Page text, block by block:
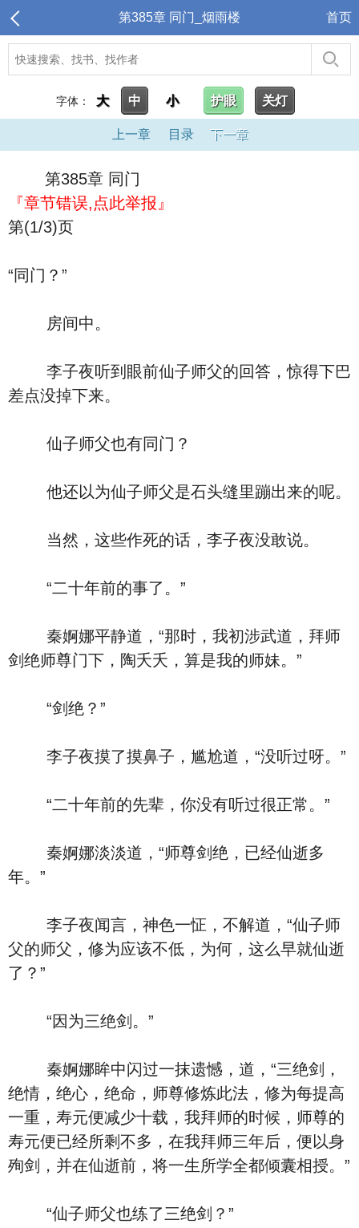
第385章 同门_烟雨楼 首页
字体： 大 中 小 护眼 关灯
上一章 目录 下一章
第385章 同门
『章节错误,点此举报』
第(1/3)页
“同门？”
房间中。
李子夜听到眼前仙子师父的回答，惊得下巴
差点没掉下来。
仙子师父也有同门？
他还以为仙子师父是石头缝里蹦出来的呢。
当然，这些作死的话，李子夜没敢说。
“二十年前的事了。”
秦婀娜平静道，“那时，我初涉武道，拜师
剑绝师尊门下，陶夭夭，算是我的师妹。”
“剑绝？”
李子夜摸了摸鼻子，尴尬道，“没听过呀。”
“二十年前的先辈，你没有听过很正常。”
秦婀娜淡淡道，“师尊剑绝，已经仙逝多
年。”
李子夜闻言，神色一怔，不解道，“仙子师
父的师父，修为应该不低，为何，这么早就仙逝
了？”
“因为三绝剑。”
秦婀娜眸中闪过一抹遗憾，道，“三绝剑，
绝情，绝心，绝命，师尊修炼此法，修为每提高
一重，寿元便减少十载，我拜师的时候，师尊的
寿元便已经所剩不多，在我拜师三年后，便以身
殉剑，并在仙逝前，将一生所学全都倾囊相授。”
“仙子师父也练了三绝剑？”